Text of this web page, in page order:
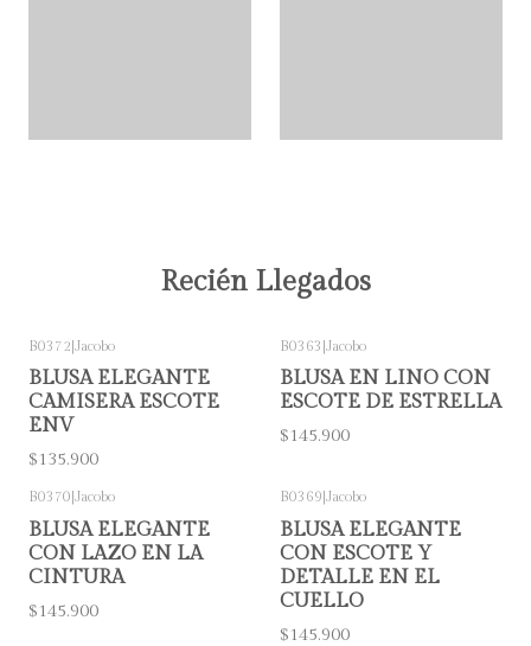
Recién Llegados
B0372 Jacobo
BLUSA ELEGANTE
CAMISERA ESCOTE
ENV
$135.900
B0363 Jacobo
BLUSA EN LINO CON
ESCOTE DE ESTRELLA
$145.900
B0370 Jacobo
BLUSA ELEGANTE
CON LAZO EN LA
CINTURA
$145.900
B0369 Jacobo
BLUSA ELEGANTE
CON ESCOTE Y
DETALLE EN EL
CUELLO
$145.900